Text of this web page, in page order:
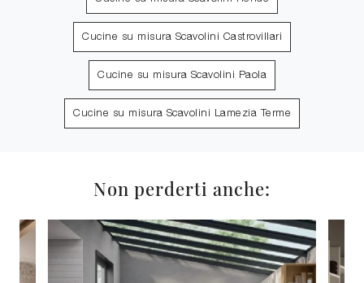
Cucine su misura Scavolini Castrovillari
Cucine su misura Scavolini Paola
Cucine su misura Scavolini Lamezia Terme
Non perderti anche: